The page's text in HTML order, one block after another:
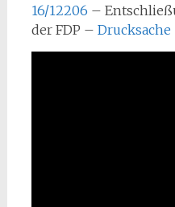
16/12206 –
der FDP – Drucksache